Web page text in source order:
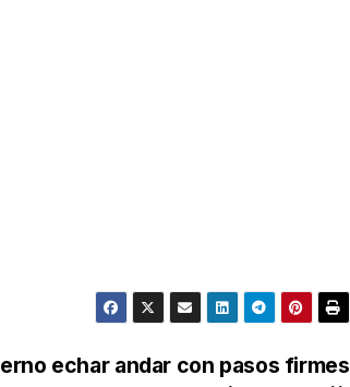
echar andar con pasos firmes